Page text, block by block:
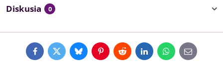
Diskusia 0
FacebookTwitterBlueskyPinterestRedditLinkedInWhatsApp
E-
mail